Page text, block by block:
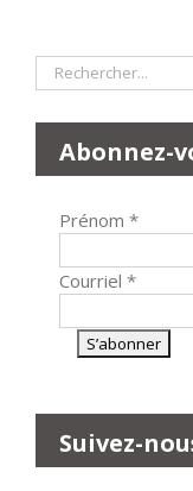
Rechercher:
Abonnez-
Prénom *
Courriel *
Suivez-